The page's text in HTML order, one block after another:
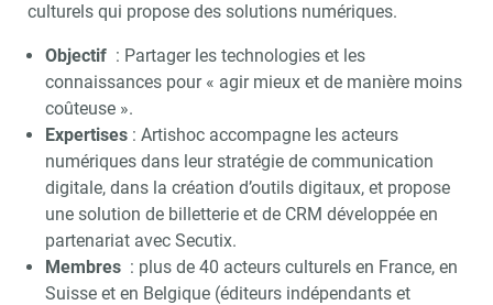
culturels qui propose des solutions numériques.
Objectif : Partager les technologies et les
connaissances pour « agir mieux et de manière moins
coûteuse ».
Expertises: Artishoc accompagne les acteurs
numériques dans leur stratégie de communication
digitale, dans la création d’outils digitaux, et propose
une solution de billetterie et de CRM développée en
partenariat avec Secutix.
Membres : plus de 40 acteurs culturels en France, en
Suisse et en Belgique (éditeurs indépendants et